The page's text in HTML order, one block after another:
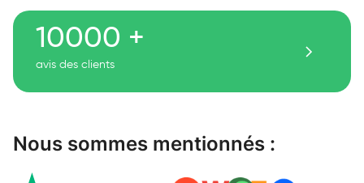
10000 +
avis des clients
Nous sommes mentionnés :